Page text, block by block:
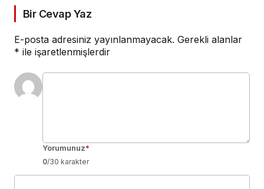
Bir Cevap Yaz
E-posta adresiniz yayınlanmayacak. Gerekli alanlar
* ile işaretlenmişlerdir
Yorumunuz*
0/30 karakter